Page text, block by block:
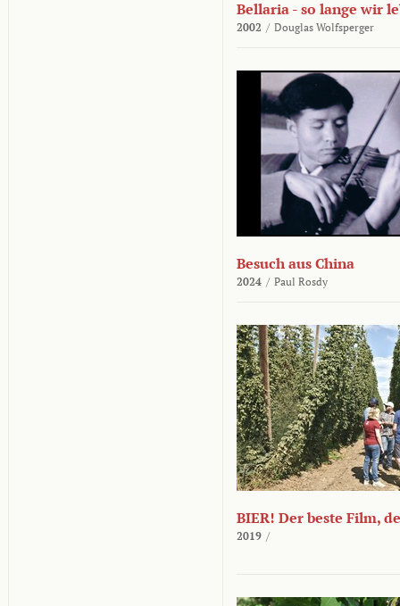
Bellaria - so lange wir
2002 / Douglas Wolfsperger
Besuch aus China
2024 / Paul Rosdy
BIER! Der beste Film,
2019 /